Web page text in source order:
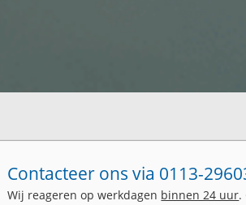
Contacteer ons via 0113-
Wij reageren op werkdagen binnen 24 uur.